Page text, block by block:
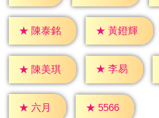
★ 陳泰銘 ★ 黃鐙輝
★ 陳美琪 ★ 李易
★ 六月 ★ 5566